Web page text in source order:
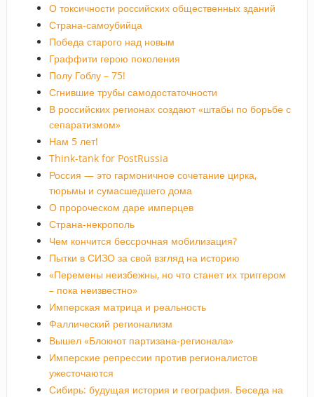
О токсичности российских общественных зданий
Страна-самоубийца
Победа старого над новым
Граффити герою поколения
Полу Гоблу – 75!
Сгнившие трубы самодостаточности
В российских регионах создают «штабы по борьбе с
сепаратизмом»
Нам 5 лет!
Think-tank for PostRussia
Россия — это гармоничное сочетание цирка,
тюрьмы и сумасшедшего дома
О пророческом даре имперцев
Страна-некрополь
Чем кончится бессрочная мобилизация?
Пытки в СИЗО за свой взгляд на историю
«Перемены неизбежны, но что станет их триггером
– пока неизвестно»
Имперская матрица и реальность
Фаллический регионализм
Вышел «Блокнот партизана-регионала»
Имперские репрессии против регионалистов
ужесточаются
Сибирь: будущая история и география. Беседа на